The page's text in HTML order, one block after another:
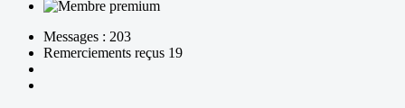
Messages : 203
Remerciements reçus 19